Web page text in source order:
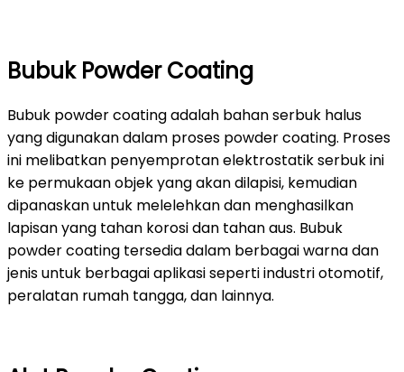
Bubuk Powder Coating
Bubuk powder coating adalah bahan serbuk halus
yang digunakan dalam proses powder coating. Proses
ini melibatkan penyemprotan elektrostatik serbuk ini
ke permukaan objek yang akan dilapisi, kemudian
dipanaskan untuk melelehkan dan menghasilkan
lapisan yang tahan korosi dan tahan aus. Bubuk
powder coating tersedia dalam berbagai warna dan
jenis untuk berbagai aplikasi seperti industri otomotif,
peralatan rumah tangga, dan lainnya.